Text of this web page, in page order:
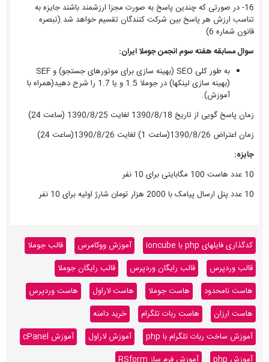
16- در صورتی که چندین پاسخ به صورت مجزا ارزشمند باشند جایزه به
تناسب ارزش هر پاسخ بین شرکت کنندگان تقسیم خواهد شد.(تبصره
قانون شماره 6)
سوال مسابقه هفته سوم انجمن جوملا ایران:
به طور کلی SEO (بهینه سازی برای موتورهای جستجو) و SEF
(بهینه سازی لینکها) در جوملا 1.5 و یا 1.7 را شرح دهید(همراه با
آموزش).
زمان پاسخ گویی از تاریخ 1390/8/18 لغایت 1390/8/25 (ساعت 24)
زمان اعتراض 1390/8/26(ساعت 1) لغایت 1390/8/26(ساعت 24)
جایزه:
10 عدد هاست 100 مگابایتی برای 10 نفر
10 عدد پنل ارسال پیامک با 2000 هزار تومان شارژ اولیه برای 10 نفر
کدگذاری فایلهای php با ioncube آموزش ووکامرس
قالب جوملا
قالب وردپرس
قالب رایگان وردپرس
قالب رایگان جوملا
هاست نامحدود
هاست جوملا هاست لاراول
هاست وردپرس
هاست ارزان
هاست ربات تلگرام
خرید دامنه
آموزش ساخت ربات تلگرام با php
آموزش لاراول
آموزش cPanel
آموزش php
آموزش فرم ساز RSform